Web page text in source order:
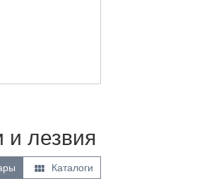
и лезвия
 Каталоги